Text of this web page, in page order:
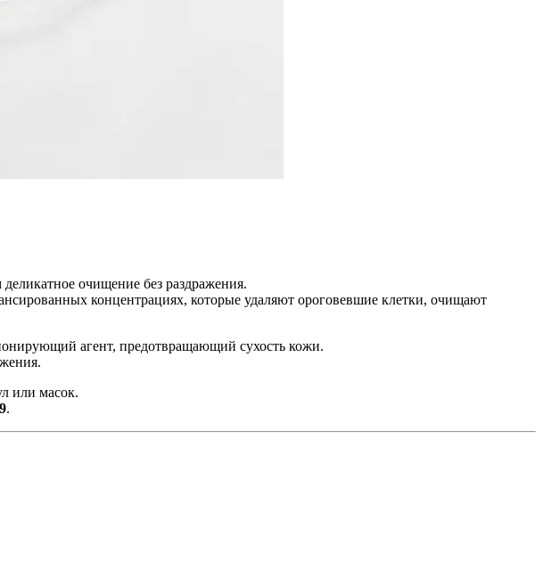
очищение без раздражения.
концентрациях, которые удаляют ороговевшие клетки, очищают
агент, предотвращающий сухость кожи.
или масок.
.